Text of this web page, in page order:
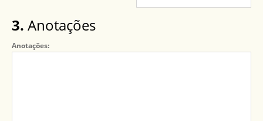
3. Anotações
Anotações: